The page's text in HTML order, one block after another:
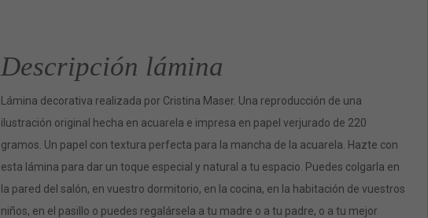
Descripción lámina
Lámina decorativa realizada por Cristina Maser. Una reproducción de una
ilustración original hecha en acuarela e impresa en papel verjurado de 220
gramos. Un papel con textura perfecta para la mancha de la acuarela. Hazte con
esta lámina para dar un toque especial y natural a tu espacio. Puedes colgarla en
la pared del salón, en vuestro dormitorio, en la cocina, en la habitación de vuestros
niños, en el pasillo o puedes regalársela a tu madre o a tu padre, o a tu mejor